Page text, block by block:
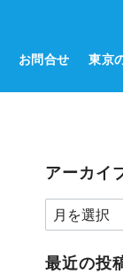
お問合せ 東京
アーカイ
ア
ー
カ
最近の投